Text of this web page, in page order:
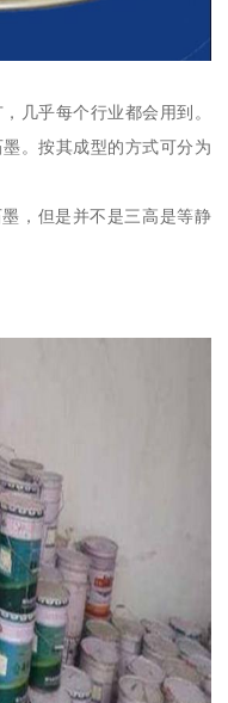
几乎每个行业都会用到。
。按其成型的方式可分为
，但是并不是三高是等静